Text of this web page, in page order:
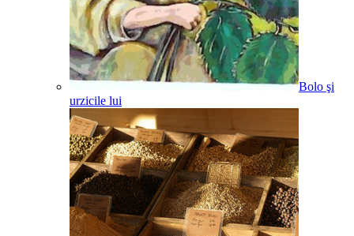
Bolo şi
urzicile lui